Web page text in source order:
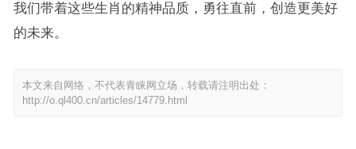
我们带着这些生肖的精神品质，勇往直前，创造更美好
的未来。
本文来自网络，不代表青睐网立场，转载请注明出处：
http://o.ql400.cn/articles/14779.html